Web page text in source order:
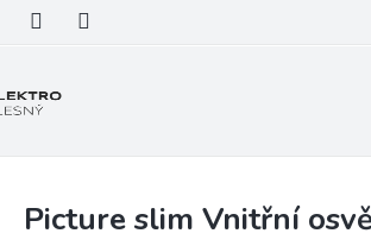
Picture slim Vnitřní